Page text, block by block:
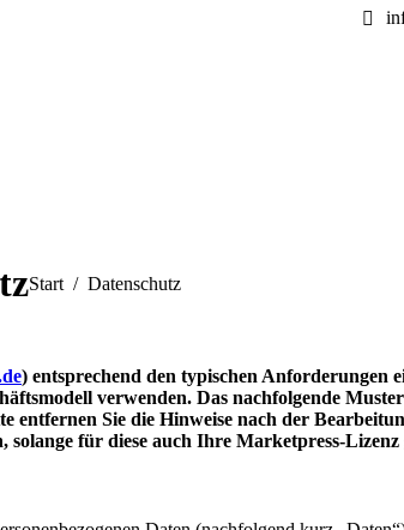
Sie befinden sich hier:
Start Datenschutz
) entsprechend den typischen Anforderungen
verwenden. Das nachfolgende
entfernen Sie die Hinweise nach der
für diese auch Ihre Marketpress-